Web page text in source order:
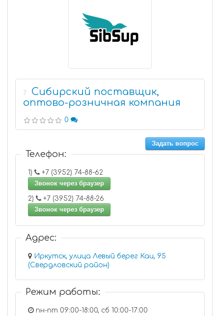
7
Сибирский поставщик,
оптово-розничная компания
0
Задать вопрос
Телефон:
1)
+7 (3952) 74-88-62
Звонок через браузер
2)
+7 (3952) 74-88-26
Звонок через браузер
Адрес:
Иркутск, улица Левый берег Каи, 95
(Свердловский район)
Режим работы:
пн-пт 09:00-18:00, сб 10:00-17:00